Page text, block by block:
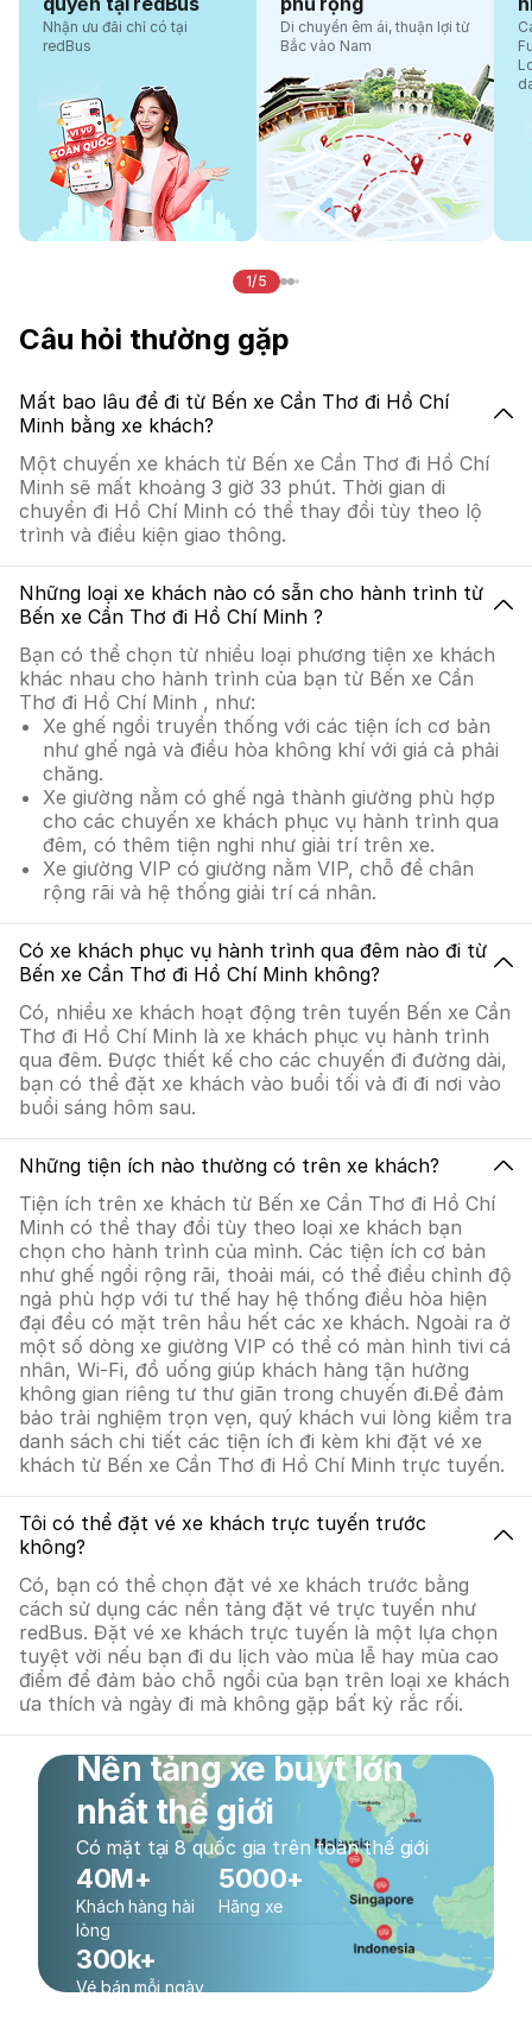
Nhận ưu đãi chỉ có tại
redBus
Di chuyển êm ái, thuận lợi từ
Bắc vào Nam
1/5
Câu hỏi thường gặp
Mất bao lâu để đi từ Bến xe Cần Thơ đi Hồ Chí
Minh bằng xe khách?
Một chuyến xe khách từ Bến xe Cần Thơ đi Hồ Chí
Minh sẽ mất khoảng 3 giờ 33 phút. Thời gian di
chuyển đi Hồ Chí Minh có thể thay đổi tùy theo lộ
trình và điều kiện giao thông.
Những loại xe khách nào có sẵn cho hành trình từ
Bến xe Cần Thơ đi Hồ Chí Minh ?
Bạn có thể chọn từ nhiều loại phương tiện xe khách
khác nhau cho hành trình của bạn từ Bến xe Cần
Thơ đi Hồ Chí Minh , như:
Xe ghế ngồi truyền thống với các tiện ích cơ bản
như ghế ngả và điều hòa không khí với giá cả phải
chăng.
Xe giường nằm có ghế ngả thành giường phù hợp
cho các chuyến xe khách phục vụ hành trình qua
đêm, có thêm tiện nghi như giải trí trên xe.
Xe giường VIP có giường nằm VIP, chỗ để chân
rộng rãi và hệ thống giải trí cá nhân.
Có xe khách phục vụ hành trình qua đêm nào đi từ
Bến xe Cần Thơ đi Hồ Chí Minh không?
Có, nhiều xe khách hoạt động trên tuyến Bến xe Cần
Thơ đi Hồ Chí Minh là xe khách phục vụ hành trình
qua đêm. Được thiết kế cho các chuyến đi đường dài,
bạn có thể đặt xe khách vào buổi tối và đi đi nơi vào
buổi sáng hôm sau.
Những tiện ích nào thường có trên xe khách?
Tiện ích trên xe khách từ Bến xe Cần Thơ đi Hồ Chí
Minh có thể thay đổi tùy theo loại xe khách bạn
chọn cho hành trình của mình. Các tiện ích cơ bản
như ghế ngồi rộng rãi, thoải mái, có thể điều chỉnh độ
ngả phù hợp với tư thế hay hệ thống điều hòa hiện
đại đều có mặt trên hầu hết các xe khách. Ngoài ra ở
một số dòng xe giường VIP có thể có màn hình tivi cá
nhân, Wi-Fi, đồ uống giúp khách hàng tận hưởng
không gian riêng tư thư giãn trong chuyến đi.Để đảm
bảo trải nghiệm trọn vẹn, quý khách vui lòng kiểm tra
danh sách chi tiết các tiện ích đi kèm khi đặt vé xe
khách từ Bến xe Cần Thơ đi Hồ Chí Minh trực tuyến.
Tôi có thể đặt vé xe khách trực tuyến trước
không?
Có, bạn có thể chọn đặt vé xe khách trước bằng
cách sử dụng các nền tảng đặt vé trực tuyến như
redBus. Đặt vé xe khách trực tuyến là một lựa chọn
tuyệt vời nếu bạn đi du lịch vào mùa lễ hay mùa cao
điểm để đảm bảo chỗ ngồi của bạn trên loại xe khách
ưa thích và ngày đi mà không gặp bất kỳ rắc rối.
Nền tảng xe buýt lớn
nhất thế giới
Có mặt tại 8 quốc gia trên toàn thế giới
40M+
Khách hàng hài
lòng
5000+
Hãng xe
300k+
Vé bán mỗi ngày